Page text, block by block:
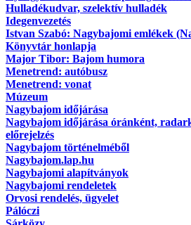
Hulladékudvar, szelektív hulladék
Idegenvezetés
Istvan Szabó: Nagybajomi emlékek
Könyvtár honlapja
Major Tibor: Bajom humora
Menetrend: autóbusz
Menetrend: vonat
Múzeum
Nagybajom időjárása
Nagybajom időjárása óránként,
előrejelzés
Nagybajom történelméből
Nagybajom.lap.hu
Nagybajomi alapítványok
Nagybajomi rendeletek
Orvosi rendelés, ügyelet
Pálóczi